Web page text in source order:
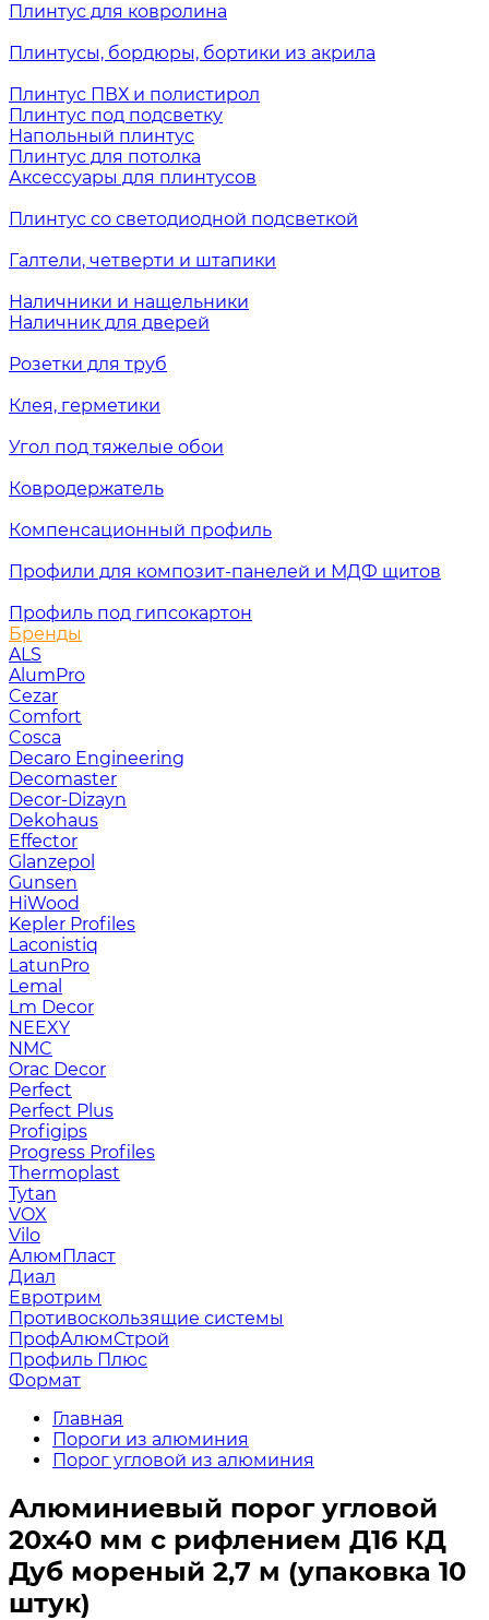
Плинтус для ковролина
Плинтусы, бордюры, бортики из акрила
Плинтус ПВХ и полистирол
Плинтус под подсветку
Напольный плинтус
Плинтус для потолка
Аксессуары для плинтусов
Плинтус со светодиодной подсветкой
Галтели, четверти и штапики
Наличники и нащельники
Наличник для дверей
Розетки для труб
Клея, герметики
Угол под тяжелые обои
Ковродержатель
Компенсационный профиль
Профили для композит-панелей и МДФ щитов
Профиль под гипсокартон
Бренды
ALS
AlumPro
Cezar
Comfort
Cosca
Decaro Engineering
Decomaster
Decor-Dizayn
Dekohaus
Effector
Glanzepol
Gunsen
HiWood
Kepler Profiles
Laconistiq
LatunPro
Lemal
Lm Decor
NEEXY
NMC
Orac Decor
Perfect
Perfect Plus
Profigips
Progress Profiles
Thermoplast
Tytan
VOX
Vilo
АлюмПласт
Диал
Евротрим
Противоскользящие системы
ПрофАлюмСтрой
Профиль Плюс
Формат
Главная
Пороги из алюминия
Порог угловой из алюминия
Алюминиевый порог угловой
20х40 мм с рифлением Д16 КД
Дуб мореный 2,7 м (упаковка 10
штук)